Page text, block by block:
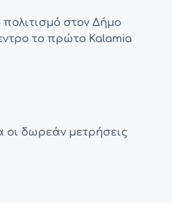
στον Δήμο
το πρώτο Kalamia
οι δωρεάν μετρήσεις